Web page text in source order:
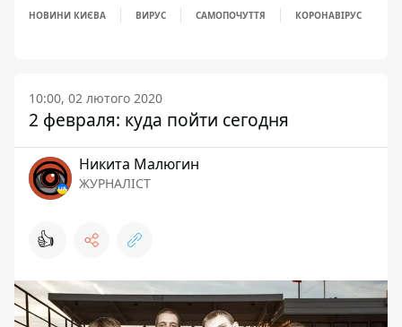
НОВИНИ КИЄВА ВИРУС САМОПОЧУТТЯ КОРОНАВІРУС
10:00, 02 лютого 2020
2 февраля: куда пойти сегодня
Никита Малюгин
ЖУРНАЛІСТ
👍